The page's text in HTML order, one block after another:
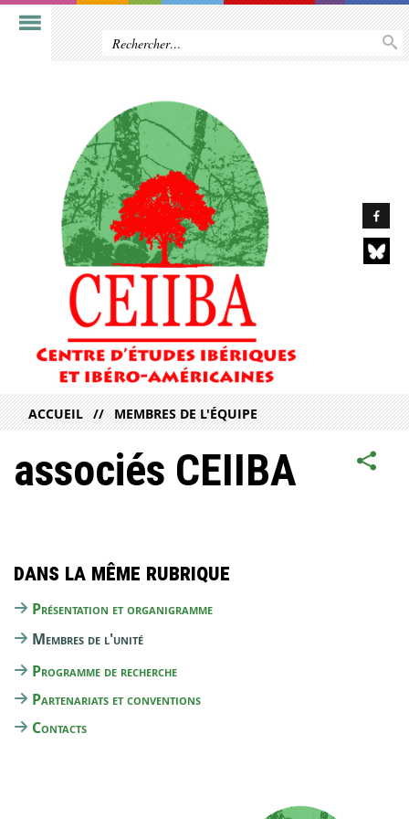
ACCUEIL MEMBRES DE L'ÉQUIPE
associés CEIIBA
Dans la même rubrique
Présentation et organigramme
Membres de l'unité
Programme de recherche
Partenariats et conventions
Contacts